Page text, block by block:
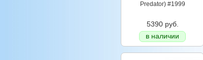
Predator) #1999
5390 руб.
в наличии